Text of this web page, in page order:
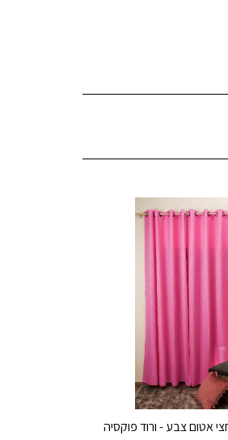
חצי אטום צבע - ורוד פוקסיה